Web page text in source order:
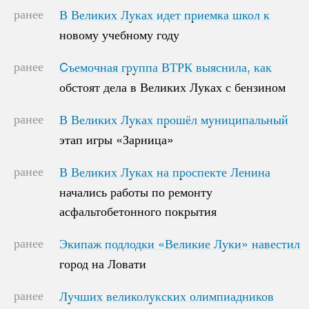
ранее
В Великих Луках идет приемка школ к
новому учебному году
В Великих Луках идет приемка школ к
новому учебному году
ранее
Cъемочная группа ВТРК выяснила, как
обстоят дела в Великих Луках с бензином
Cъемочная группа ВТРК выяснила, как
обстоят дела в Великих Луках с бензином
ранее
В Великих Луках прошёл муниципальный
этап игры «Зарница»
В Великих Луках прошёл муниципальный
этап игры «Зарница»
ранее
В Великих Луках на проспекте Ленина
начались работы по ремонту
асфальтобетонного покрытия
В Великих Луках на проспекте Ленина
начались работы по ремонту
асфальтобетонного покрытия
ранее
Экипаж подлодки «Великие Луки» навестил
город на Ловати
Экипаж подлодки «Великие Луки» навестил
город на Ловати
ранее
Лучших великолукских олимпиадников
Лучших великолукских олимпиадников